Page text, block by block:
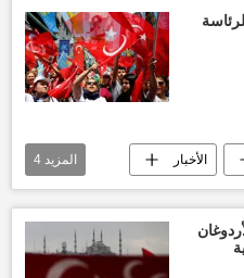
الأخبار المزيد 4